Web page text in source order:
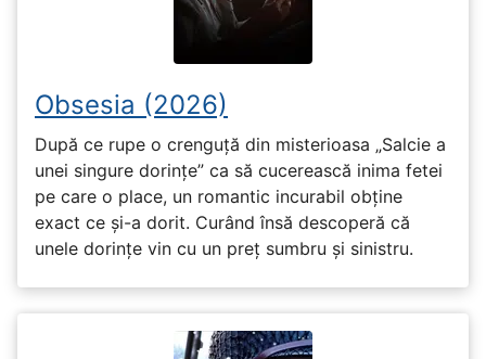
Obsesia (2026)
După ce rupe o crenguță din misterioasa „Salcie a
unei singure dorințe” ca să cucerească inima fetei
pe care o place, un romantic incurabil obține
exact ce și-a dorit. Curând însă descoperă că
unele dorințe vin cu un preț sumbru și sinistru.